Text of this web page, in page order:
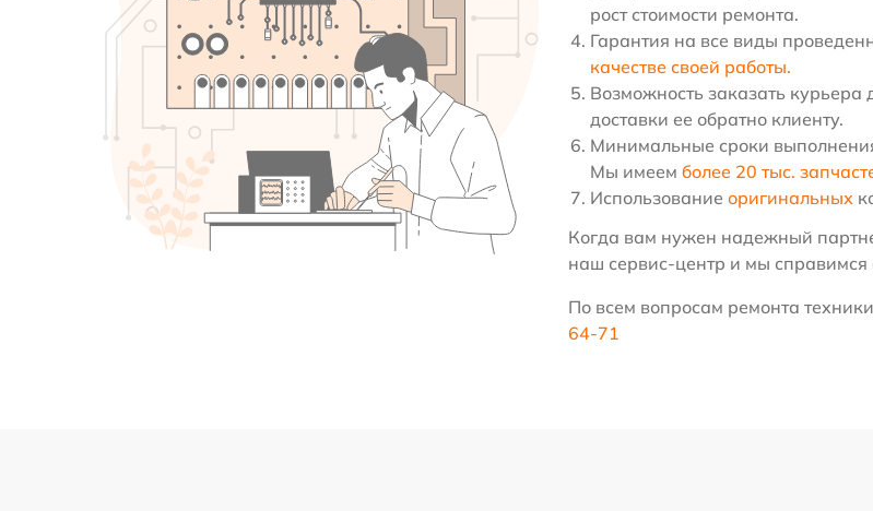
рост стоимости ремонта.
Гарантия на все виды
качестве своей работы.
Возможность заказать курьера
доставки ее обратно клиенту.
Минимальные сроки
Мы имеем более 20 тыс.
Использование оригинальных
Когда вам нужен надежный
наш сервис-центр и мы
По всем вопросам ремонта
64-71